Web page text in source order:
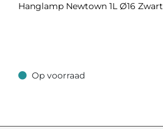
Hanglamp Newtown 1L Ø16 Zwart
Op voorraad
Op voorraad